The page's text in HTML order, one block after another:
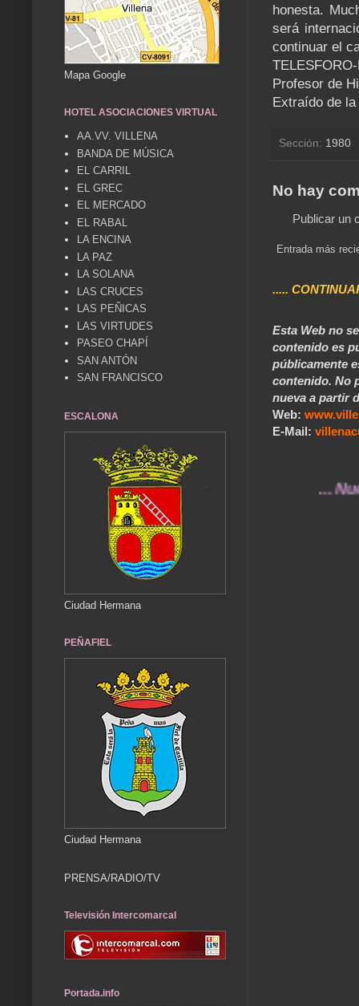
honesta.
será
continuar el
Profesor de
Extraído de
Sección: 1980
No hay
Publicar un
Entrada más
.....
Esta Web no
contenido es
públicamente
contenido. No
nueva a partir
Web:
E-Mail:
... Nuestros
Mapa Google
HOTEL ASOCIACIONES VIRTUAL
AA.VV. VILLENA
BANDA DE MÚSICA
EL CARRIL
EL GREC
EL MERCADO
EL RABAL
LA ENCINA
LA PAZ
LA SOLANA
LAS CRUCES
LAS PEÑICAS
LAS VIRTUDES
PASEO CHAPÍ
SAN ANTÓN
SAN FRANCISCO
ESCALONA
Ciudad Hermana
PEÑAFIEL
Ciudad Hermana
PRENSA/RADIO/TV
Televisión Intercomarcal
Portada.info